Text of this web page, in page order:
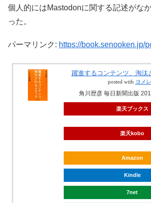
個人的にはMastodonに関する記述がな
った。
パーマリンク: https://book.senooken.jp/
躍進するコンテンツ、淘汰
posted with ヨメ
角川歴彦 毎日新聞出版
楽天ブックス
楽天kobo
Amazon
Kindle
7net